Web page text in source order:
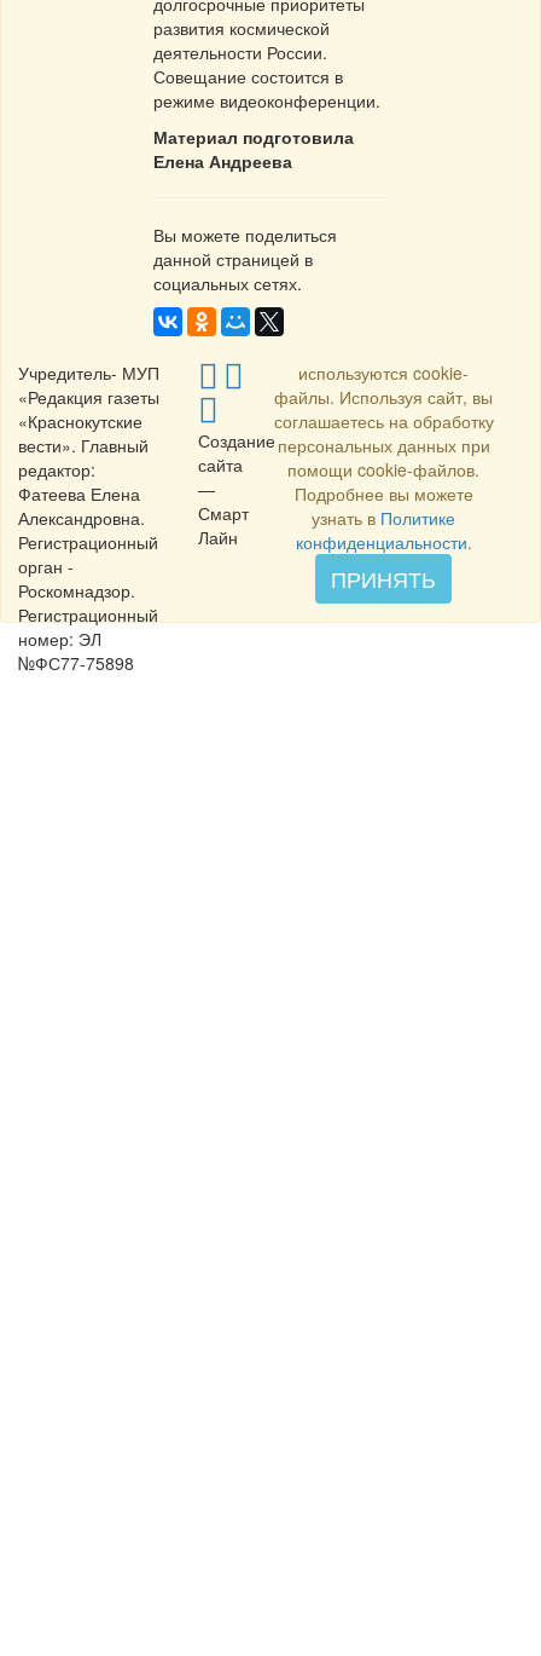
развития космической
деятельности России.
Совещание состоится в
режиме видеоконференции.
Материал подготовила
Елена Андреева
Вы можете поделиться
данной страницей в
социальных сетях.
Учредитель- МУП
«Редакция газеты
«Краснокутские
вести». Главный
редактор:
Фатеева Елена
Александровна.
Регистрационный
орган -
Роскомнадзор.
Регистрационный
номер: ЭЛ
№ФС77-75898
Создание
сайта
—
Смарт
Лайн
используются cookie-
файлы. Используя сайт, вы
соглашаетесь на обработку
персональных данных при
помощи cookie-файлов.
Подробнее вы можете
узнать в Политике
конфиденциальности.
ПРИНЯТЬ